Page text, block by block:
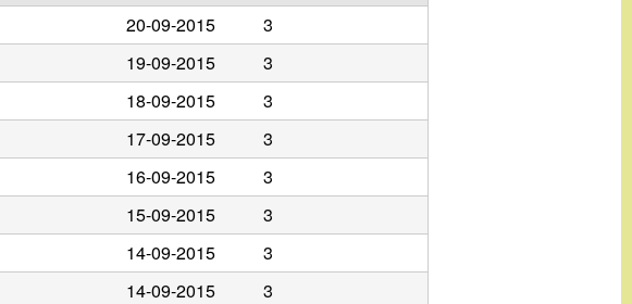
20-09-2015
3
19-09-2015
3
18-09-2015
3
17-09-2015
3
16-09-2015
3
15-09-2015
3
14-09-2015
3
14-09-2015
3